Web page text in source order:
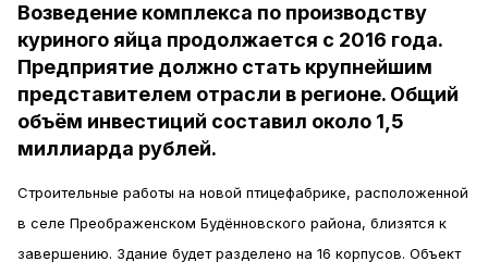
Возведение комплекса по производству
куриного яйца продолжается с 2016 года.
Предприятие должно стать крупнейшим
представителем отрасли в регионе. Общий
объём инвестиций составил около 1,5
миллиарда рублей.
Строительные работы на новой птицефабрике, расположенной
в селе Преображенском Будённовского района, близятся к
завершению. Здание будет разделено на 16 корпусов. Объект